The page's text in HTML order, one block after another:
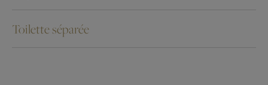
Toilette séparée